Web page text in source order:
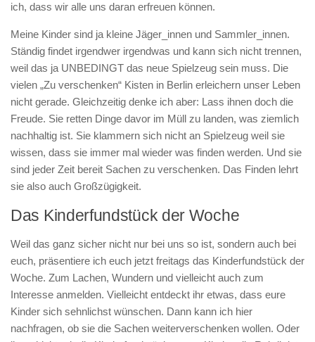
ich, dass wir alle uns daran erfreuen können.
Meine Kinder sind ja kleine Jäger_innen und Sammler_innen.
Ständig findet irgendwer irgendwas und kann sich nicht trennen,
weil das ja UNBEDINGT das neue Spielzeug sein muss. Die
vielen „Zu verschenken“ Kisten in Berlin erleichern unser Leben
nicht gerade. Gleichzeitig denke ich aber: Lass ihnen doch die
Freude. Sie retten Dinge davor im Müll zu landen, was ziemlich
nachhaltig ist. Sie klammern sich nicht an Spielzeug weil sie
wissen, dass sie immer mal wieder was finden werden. Und sie
sind jeder Zeit bereit Sachen zu verschenken. Das Finden lehrt
sie also auch Großzügigkeit.
Das Kinderfundstück der Woche
Weil das ganz sicher nicht nur bei uns so ist, sondern auch bei
euch, präsentiere ich euch jetzt freitags das Kinderfundstück der
Woche. Zum Lachen, Wundern und vielleicht auch zum
Interesse anmelden. Vielleicht entdeckt ihr etwas, dass eure
Kinder sich sehnlichst wünschen. Dann kann ich hier
nachfragen, ob sie die Sachen weiterverschenken wollen. Oder